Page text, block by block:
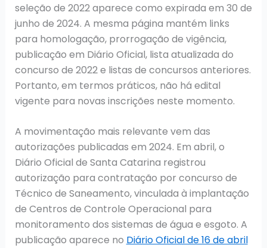
seleção de 2022 aparece como expirada em 30 de
junho de 2024. A mesma página mantém links
para homologação, prorrogação de vigência,
publicação em Diário Oficial, lista atualizada do
concurso de 2022 e listas de concursos anteriores.
Portanto, em termos práticos, não há edital
vigente para novas inscrições neste momento.
A movimentação mais relevante vem das
autorizações publicadas em 2024. Em abril, o
Diário Oficial de Santa Catarina registrou
autorização para contratação por concurso de
Técnico de Saneamento, vinculada à implantação
de Centros de Controle Operacional para
monitoramento dos sistemas de água e esgoto. A
publicação aparece no Diário Oficial de 16 de abril